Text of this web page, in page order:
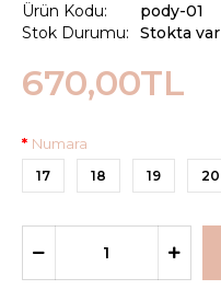
Ürün Kodu:
Stok Durumu:
pody-01
Stokta var
670,00TL
Numara
17 18 19 20